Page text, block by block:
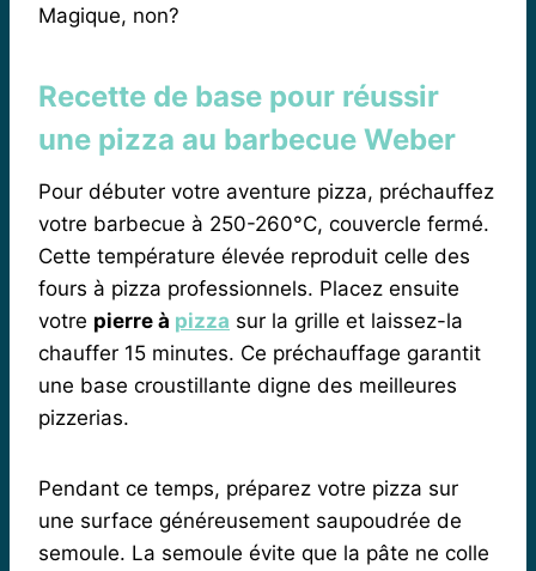
Magique, non?
Recette de base pour réussir
une pizza au barbecue Weber
Pour débuter votre aventure pizza, préchauffez
votre barbecue à 250-260°C, couvercle fermé.
Cette température élevée reproduit celle des
fours à pizza professionnels. Placez ensuite
votre pierre à pizza sur la grille et laissez-la
chauffer 15 minutes. Ce préchauffage garantit
une base croustillante digne des meilleures
pizzerias.
Pendant ce temps, préparez votre pizza sur
une surface généreusement saupoudrée de
semoule. La semoule évite que la pâte ne colle